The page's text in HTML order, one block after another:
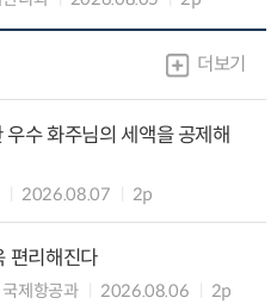
더보기
수 화주님의 세액을 공제해
2026.08.07 2p
편리해진다
제항공과 2026.08.06 2p